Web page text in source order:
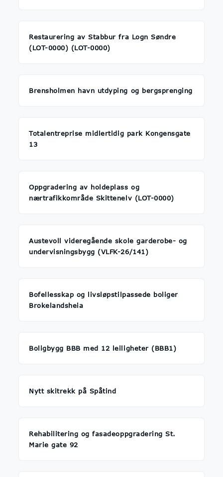
Restaurering av Stabbur fra Logn Søndre
(LOT-0000) (LOT-0000)
Brensholmen havn utdyping og bergsprenging
Totalentreprise midlertidig park Kongensgate
13
Oppgradering av holdeplass og
nærtrafikkområde Skittenelv (LOT-0000)
Austevoll videregående skole garderobe- og
undervisningsbygg (VLFK-26/141)
Bofellesskap og livsløpstilpassede boliger
Brokelandsheia
Boligbygg BBB med 12 leiligheter (BBB1)
Nytt skitrekk på Spåtind
Rehabilitering og fasadeoppgradering St.
Marie gate 92